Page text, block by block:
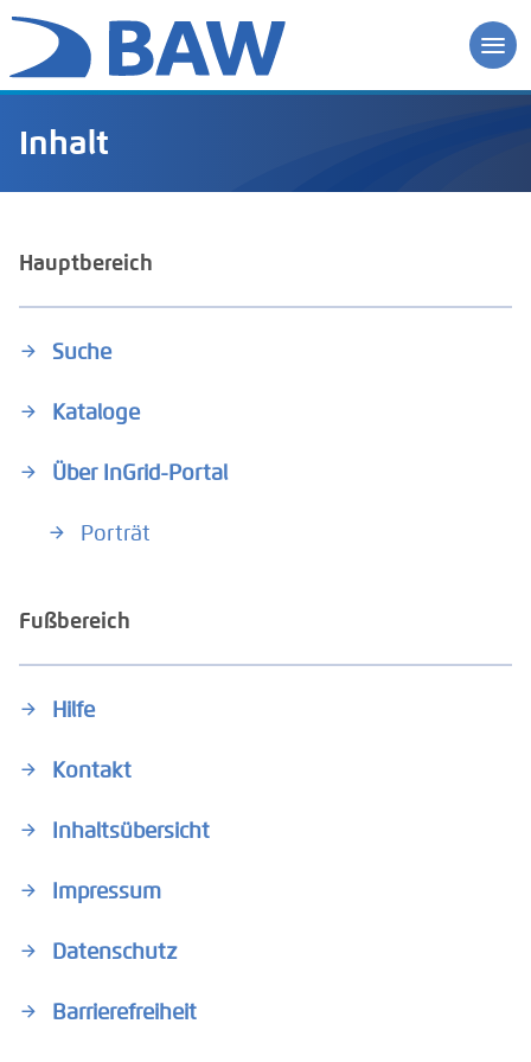
Inhalt
Hauptbereich
Suche
Kataloge
Über InGrid-Portal
Porträt
Fußbereich
Hilfe
Kontakt
Inhaltsübersicht
Impressum
Datenschutz
Barrierefreiheit